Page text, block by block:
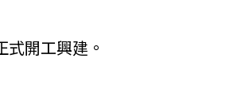
開工興建。